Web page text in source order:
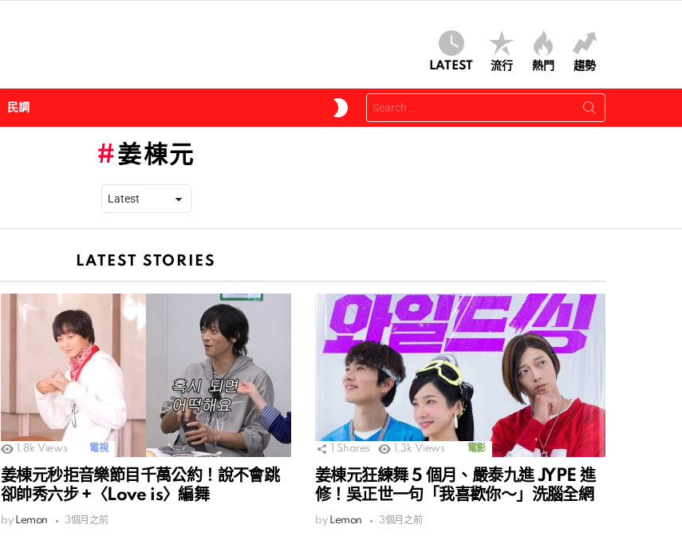
LATEST 流行 熱門 趨勢
民調
SKIN
Search
for:
姜棟元
LATEST STORIES
1.8k Views 電視
姜棟元秒拒音樂節目千萬公約！說不會跳
卻帥秀六步 +〈Love is〉編舞
by Lemon 3個月之前
Shares 1.3k Views 電影
姜棟元狂練舞 5 個月、嚴泰九進 JYPE 進
修！吳正世一句「我喜歡你～」洗腦全網
by Lemon 3個月之前